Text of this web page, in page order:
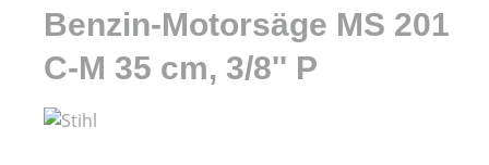
Benzin-Motorsäge MS 201
C-M 35 cm, 3/8'' P